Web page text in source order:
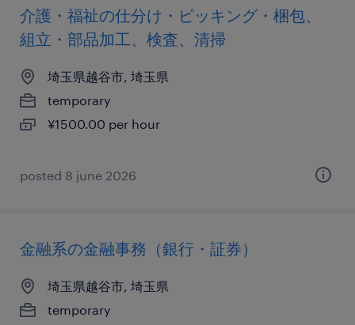
介護・福祉の仕分け・ピッキング・梱包、
組立・部品加工、検査、清掃
埼玉県越谷市, 埼玉県
temporary
¥1500.00 per hour
posted 8 june 2026
金融系の金融事務（銀行・証券）
埼玉県越谷市, 埼玉県
temporary